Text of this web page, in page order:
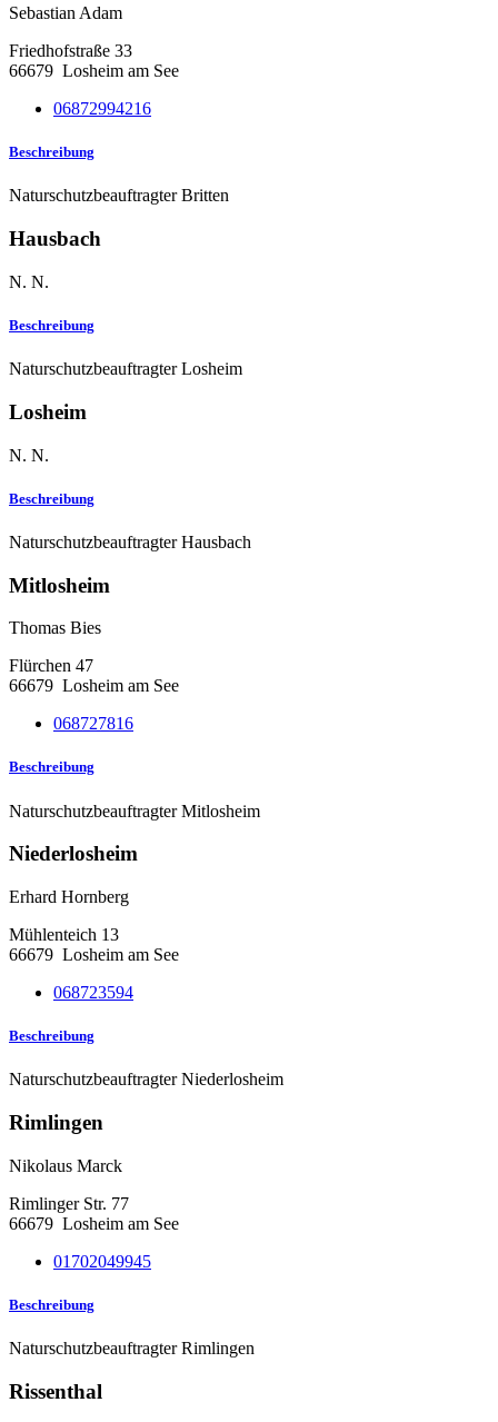
Sebastian Adam
Friedhofstraße 33
66679 Losheim am See
06872994216
Beschreibung
Naturschutzbeauftragter Britten
Hausbach
N. N.
Beschreibung
Naturschutzbeauftragter Losheim
Losheim
N. N.
Beschreibung
Naturschutzbeauftragter Hausbach
Mitlosheim
Thomas Bies
Flürchen 47
66679 Losheim am See
068727816
Beschreibung
Naturschutzbeauftragter Mitlosheim
Niederlosheim
Erhard Hornberg
Mühlenteich 13
66679 Losheim am See
068723594
Beschreibung
Naturschutzbeauftragter Niederlosheim
Rimlingen
Nikolaus Marck
Rimlinger Str. 77
66679 Losheim am See
01702049945
Beschreibung
Naturschutzbeauftragter Rimlingen
Rissenthal